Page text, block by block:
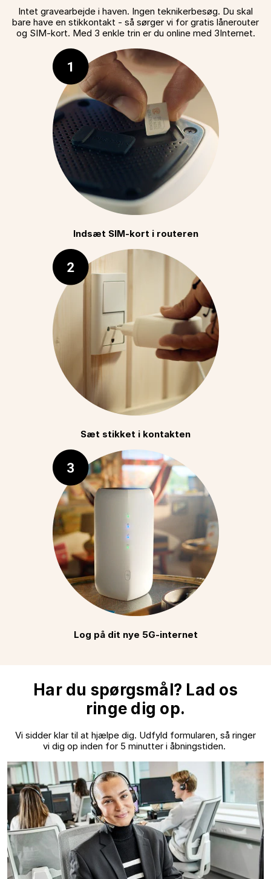
Intet gravearbejde i haven. Ingen teknikerbesøg. Du skal
bare have en stikkontakt - så sørger vi for gratis lånerouter
og SIM-kort. Med 3 enkle trin er du online med 3Internet.
Indsæt SIM-kort i routeren
Sæt stikket i kontakten
Log på dit nye 5G-internet
Har du spørgsmål? Lad os
ringe dig op.
Vi sidder klar til at hjælpe dig. Udfyld formularen, så ringer
vi dig op inden for 5 minutter i åbningstiden.